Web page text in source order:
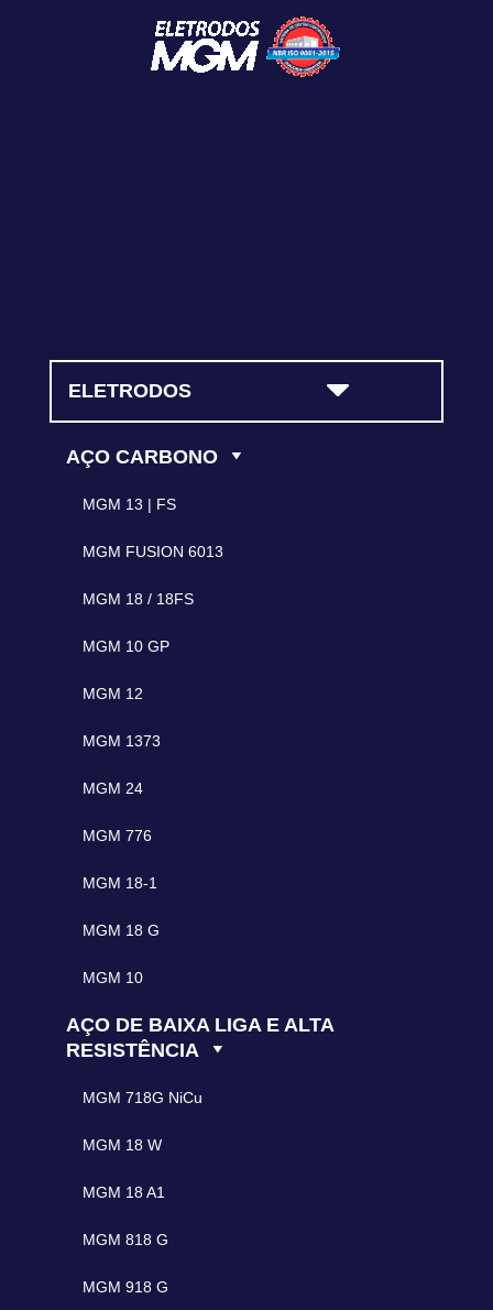
ELETRODOS
AÇO CARBONO
MGM 13 | FS
MGM FUSION 6013
MGM 18 / 18FS
MGM 10 GP
MGM 12
MGM 1373
MGM 24
MGM 776
MGM 18-1
MGM 18 G
MGM 10
AÇO DE BAIXA LIGA E ALTA
RESISTÊNCIA
MGM 718G NiCu
MGM 18 W
MGM 18 A1
MGM 818 G
MGM 918 G